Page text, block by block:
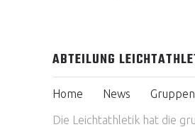
ABTEILUNG
Home News Gruppen
Die Leichtathletik hat die